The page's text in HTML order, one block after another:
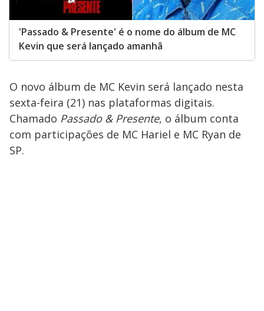
'Passado & Presente' é o nome do álbum de MC
Kevin que será lançado amanhã
O novo álbum de MC Kevin será lançado nesta
sexta-feira (21) nas plataformas digitais.
Chamado Passado & Presente, o álbum conta
com participações de MC Hariel e MC Ryan de
SP.